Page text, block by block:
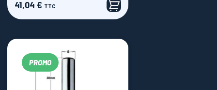
Prix
41,04 € TTC
PROMO